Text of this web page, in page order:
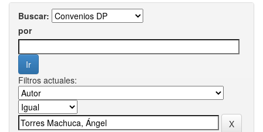
Buscar:
por
Filtros actuales: